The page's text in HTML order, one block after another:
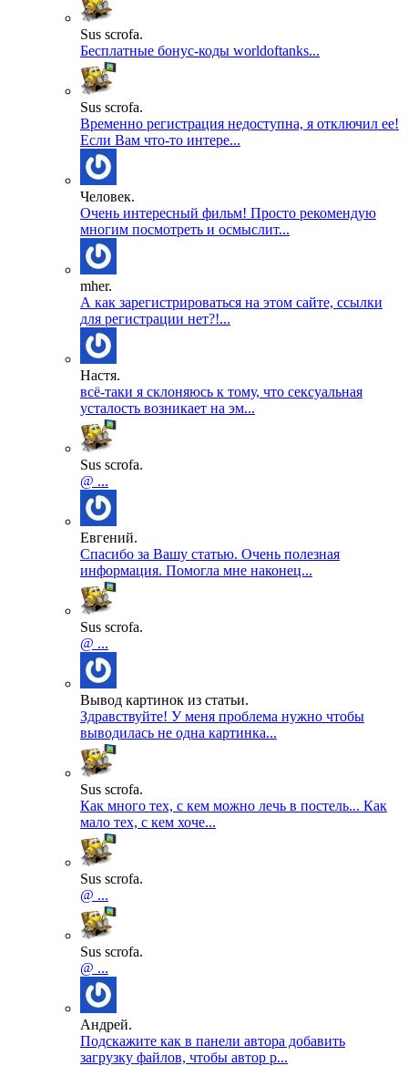
Sus scrofa.
Бесплатные бонус-коды worldoftanks...
Sus scrofa.
Временно регистрация недоступна, я отключил ее!
Если Вам что-то интере...
Человек.
Очень интересный фильм! Просто рекомендую
многим посмотреть и осмыслит...
mher.
А как зарегистрироваться на этом сайте, ссылки
для регистрации нет?!...
Настя.
всё-таки я склоняюсь к тому, что сексуальная
усталость возникает на эм...
Sus scrofa.
@ ...
Евгений.
Спасибо за Вашу статью. Очень полезная
информация. Помогла мне наконец...
Sus scrofa.
@ ...
Вывод картинок из статьи.
Здравствуйте! У меня проблема нужно чтобы
выводилась не одна картинка...
Sus scrofa.
Как много тех, с кем можно лечь в постель... Как
мало тех, с кем хоче...
Sus scrofa.
@ ...
Sus scrofa.
@ ...
Андрей.
Подскажите как в панели автора добавить
загрузку файлов, чтобы автор р...